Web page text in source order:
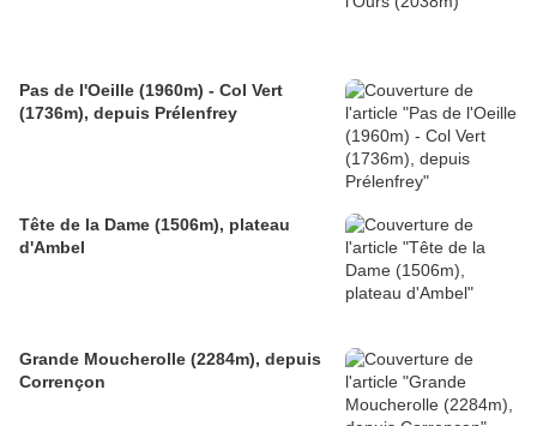
Pas de l'Oeille (1960m) - Col Vert
(1736m), depuis Prélenfrey
Tête de la Dame (1506m), plateau
d'Ambel
Grande Moucherolle (2284m), depuis
Corrençon